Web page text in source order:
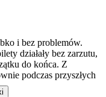
i bez problemów.
działały bez zarzutu,
do końca. Z
podczas przyszłych